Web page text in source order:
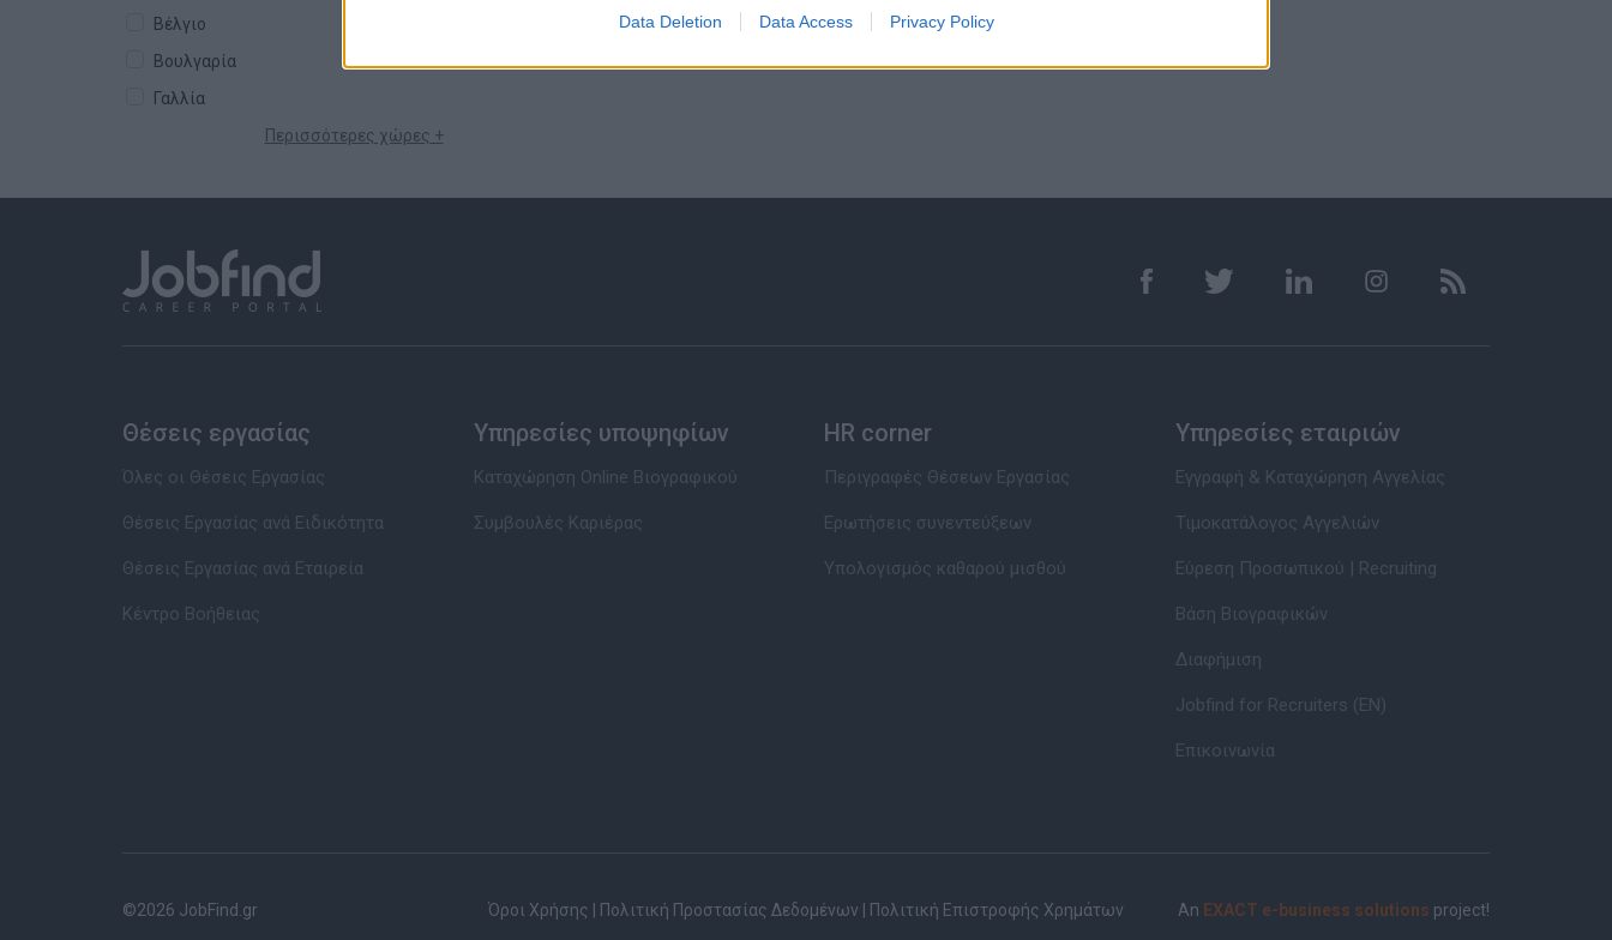
Data Deletion Data Access Privacy Policy
Βέλγιο
Βουλγαρία
Γαλλία
Περισσότερες χώρες +
Θέσεις εργασίας
Όλες οι Θέσεις Εργασίας
Θέσεις Εργασίας ανά Ειδικότητα
Θέσεις Εργασίας ανά Εταιρεία
Κέντρο Βοήθειας
Υπηρεσίες υποψηφίων
Καταχώρηση Online Βιογραφικού
Συμβουλές Καριέρας
HR corner
Περιγραφές Θέσεων Εργασίας
Ερωτήσεις συνεντεύξεων
Υπολογισμός καθαρού μισθού
Υπηρεσίες εταιριών
Εγγραφή & Καταχώρηση Αγγελίας
Τιμοκατάλογος Αγγελιών
Εύρεση Προσωπικού | Recruiting
Βάση Βιογραφικών
Διαφήμιση
Jobfind for Recruiters (EN)
Επικοινωνία
©2026 JobFind.gr Όροι Χρήσης Πολιτική Προστασίας Δεδομένων Πολιτική Επιστροφής Χρημάτων An EXACT e-business solutions project!